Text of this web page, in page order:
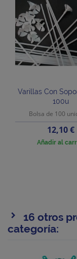
Varillas Con
100u
Bolsa de 100
Precio
12,10 €
Añadir al
16 otros
categoría: